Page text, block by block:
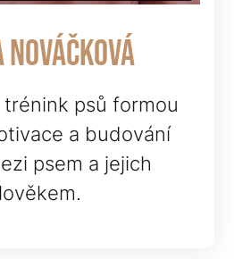
Nováčková
psů formou
a budování
psem a jejich